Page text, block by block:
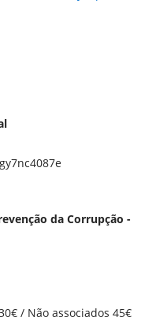
da Corrupção -
/ Não associados 45€